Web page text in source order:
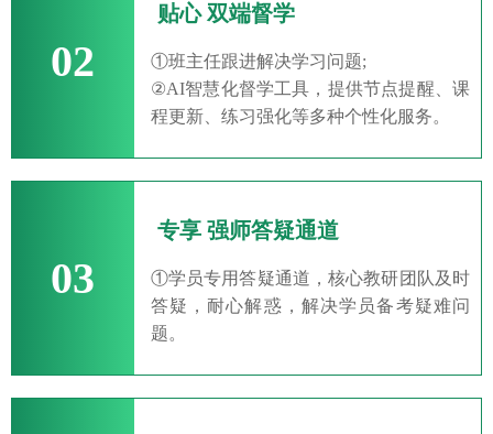
02
贴心 双端督学
①班主任跟进解决学习问题;
②AI智慧化督学工具，提供节点提醒、课
程更新、练习强化等多种个性化服务。
03
专享 强师答疑通道
①学员专用答疑通道，核心教研团队及时
答疑，耐心解惑，解决学员备考疑难问
题。